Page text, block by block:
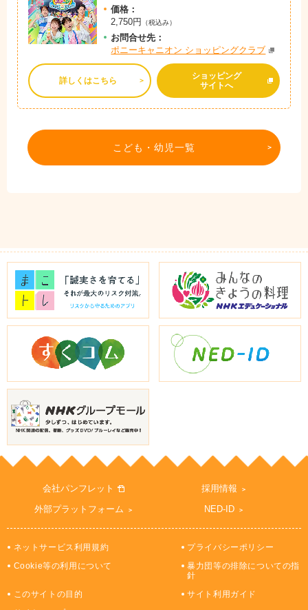
価格：
2,750円
（税込み）
お問合せ先：
ポニーキャニオン ショッピングクラブ
詳しくはこちら
ショッピング
サイトへ
こども・幼児一覧
会社パンフレット
採用情報
外部プラットフォーム
NED-ID
ネットサービス利用規約
プライバシーポリシー
Cookie等の利用について
暴力団等の排除についての指
針
このサイトの目的
サイト利用ガイド